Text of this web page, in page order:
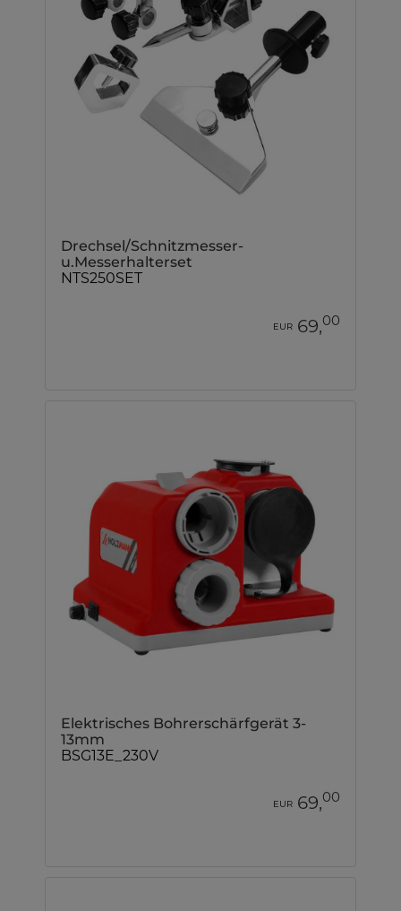
Drechsel/Schnitzmesser-
u.Messerhalterset
NTS250SET
EUR 69,00
Elektrisches Bohrerschärfgerät 3-
13mm
BSG13E_230V
EUR 69,00